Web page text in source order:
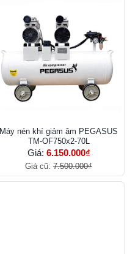
Máy nén khí giảm âm PEGASUS
TM-OF750x2-70L
Giá: 6.150.000₫
Giá cũ: 7.500.000₫